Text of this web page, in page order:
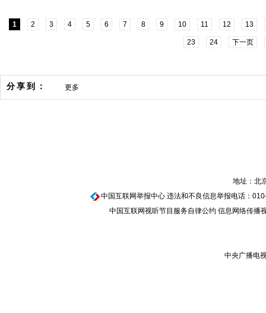
1 2 3 4 5 6 7 8 9 10 11 12 13
23 24 下一页
分享到： 更多
地址：北
中国互联网举报中心违法和不良信息举报电话：
中国互联网视听节目服务自律公约 信息网络传播
中央广播电